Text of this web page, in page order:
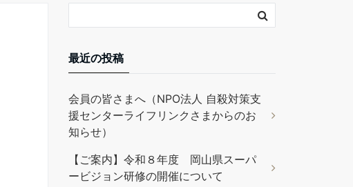
最近の投稿
会員の皆さまへ（NPO法人 自殺対策支
援センターライフリンクさまからのお
知らせ）
【ご案内】令和８年度 岡山県スーパ
ービジョン研修の開催について